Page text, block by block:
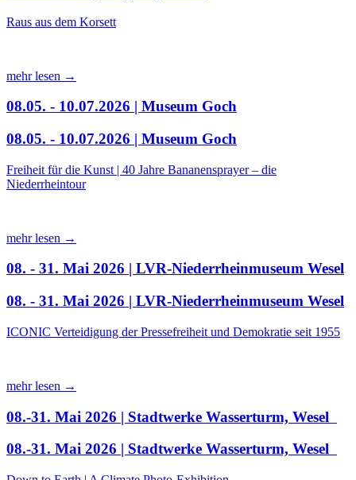
Raus aus dem Korsett
mehr lesen →
08.05. - 10.07.2026 | Museum Goch
08.05. - 10.07.2026 | Museum Goch
Freiheit für die Kunst | 40 Jahre Bananensprayer – die
Niederrheintour
mehr lesen →
08. - 31. Mai 2026 | LVR-Niederrheinmuseum Wesel
08. - 31. Mai 2026 | LVR-Niederrheinmuseum Wesel
ICONIC Verteidigung der Pressefreiheit und Demokratie seit 1955
mehr lesen →
08.-31. Mai 2026 | Stadtwerke Wasserturm, Wesel
08.-31. Mai 2026 | Stadtwerke Wasserturm, Wesel